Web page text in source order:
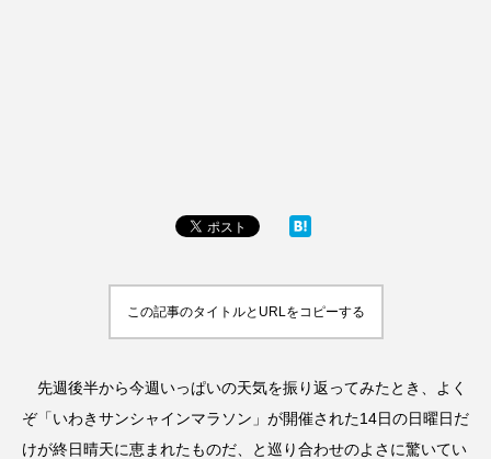
この記事のタイトルとURLをコピーする
先週後半から今週いっぱいの天気を振り返ってみたとき、よく
ぞ「いわきサンシャインマラソン」が開催された14日の日曜日だ
けが終日晴天に恵まれたものだ、と巡り合わせのよさに驚いてい